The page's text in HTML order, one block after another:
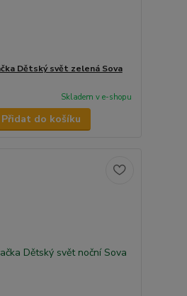
Dětský svět zelená Sova
Skladem v e-shopu
Přidat do košíku